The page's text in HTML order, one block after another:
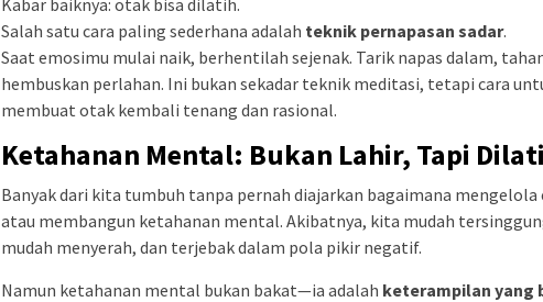
Salah satu cara paling sederhana adalah teknik pernapasan sadar.
Saat emosimu mulai naik, berhentilah sejenak. Tarik napas dalam,
hembuskan perlahan. Ini bukan sekadar teknik meditasi, tetapi cara
membuat otak kembali tenang dan rasional.
Ketahanan Mental: Bukan Lahir, Tapi
Banyak dari kita tumbuh tanpa pernah diajarkan bagaimana mengelola
atau membangun ketahanan mental. Akibatnya, kita mudah
mudah menyerah, dan terjebak dalam pola pikir negatif.
Namun ketahanan mental bukan bakat—ia adalah keterampilan yang